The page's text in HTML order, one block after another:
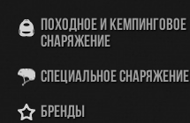
Походное и кемпинговое
снаряжение
Специальное снаряжение
Бренды